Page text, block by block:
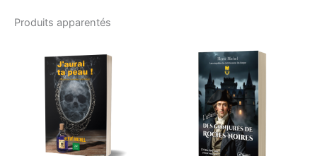
Produits apparentés